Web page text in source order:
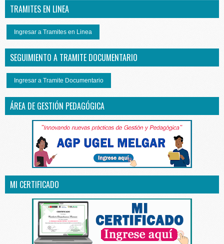
TRAMITES EN LINEA
Ingresar a Tramites en Linea
SEGUIMIENTO A TRAMITE DOCUMENTARIO
Ingresar a Tramite Documentario
ÁREA DE GESTIÓN PEDAGÓGICA
MI CERTIFICADO